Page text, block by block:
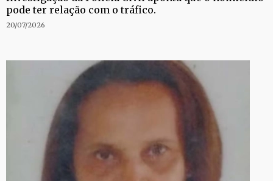
pode ter relação com o tráfico.
20/07/2026